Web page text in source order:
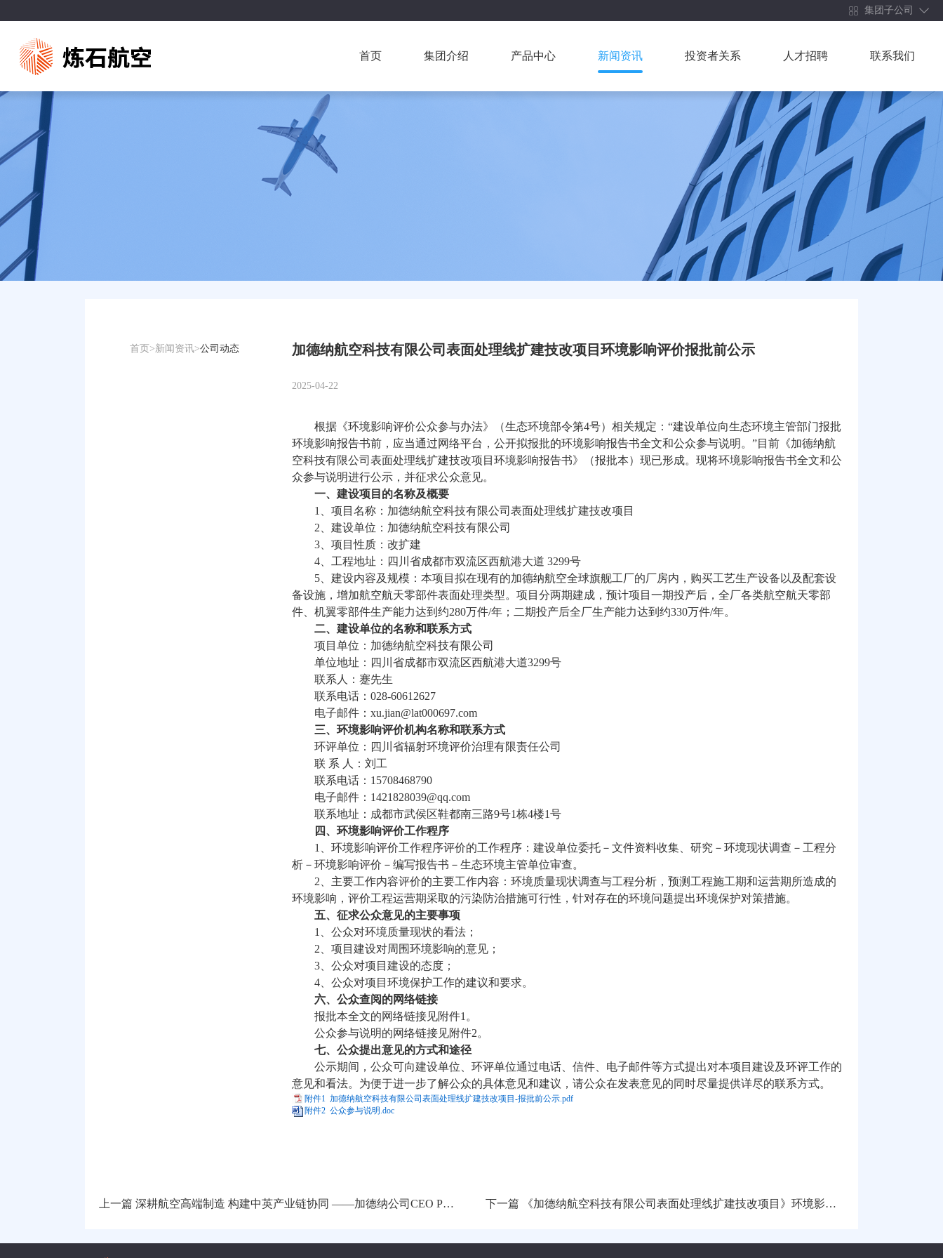
集团子公司
首页 集团介绍 产品中心 新闻资讯 投资者关系 人才招聘 联系我们
首页 >新闻资讯>公司动态 加德纳航空科技有限公司表面处理线扩建技改项目环境影响评价报批前公示
2025-04-22
根据《环境影响评价公众参与办法》（生态环境部令第4号）相关规定：“建设单位向生态环境主管部门报批
环境影响报告书前，应当通过网络平台，公开拟报批的环境影响报告书全文和公众参与说明。”目前《加德纳航
空科技有限公司表面处理线扩建技改项目环境影响报告书》（报批本）现已形成。现将环境影响报告书全文和公
众参与说明进行公示，并征求公众意见。
一、建设项目的名称及概要
1
、项目名称：加德纳航空科技有限公司表面处理线扩建技改项目
2 、建设单位：加德纳航空科技有限公司
3、项目性质：改扩建
4、工程地址：四川省成都市双流区西航港大道 3299号
5、建设内容及规模： 本项目拟在现有的加德纳航空全球旗舰工厂的厂房内，购买工艺生产设备以及配套设
备设施，增加航空航天零部件表面处理类型。项目分两期建成，预计项 目一期投产后，全厂各类航空航天零部
件、机翼零部件生产能力达到约280万件/年； 二期投产后全厂生产能力达到约330万件/年。
二、建设单位的名称和联系方式
项目单位：加德纳航空科技有限公司
单位地址：四川省成都市双流区西航港大道3299号
联系人：蹇先生
联系电话： 028-60612627
电子邮件： xu.jian@lat000697.com
三、环境影响评价机构名称和联系方式
环评单位：四川省辐射环境评价治理有限责任公司
联 系 人：刘工
联系电话： 15708468790
电子邮件： 1421828039@qq.com
联系地址：成都市武侯区鞋都南三路9号1栋4楼1号
四、环境影响评价工作程序
1
、环境影响评价工作程序评价的工作程序：建设单位委托－文件资料收集、研究－环境现状调查－工程分
析－环境影响评价－编写报告书－生态环境主管单位审查。
2 、主要工作内容评价的主要工作内容：环境质量现状调查与工程分析，预测工程施工期和运营期所造成的
环境影响，评价工程运营期采取的污染防治措施可行性，针对存在的环境问题提出环境保护对策措施。
五、征求公众意见的主要事项
1
、公众对环境质量现状的看法；
2 、项目建设对周围环境影响的意见；
3、公众对项目建设的态度；
4、公众对项目环境保护工作的建议和要求。
六、公众查阅的网络链接
报批本全文的网络链接见附件1 。
公众参与说明的网络链接见附件2。
七、公众提出意见的方式和途径
公示期间，公众可向建设单位、环评单位通过电话、信件、电子邮件等方式提出对本项目建设及环评工作的
意见和看法。为便于进一步了解公众的具体意见和建议，请公众在发表意见的同时尽量提供详尽的联系方式。
附件1 加德纳航空科技有限公司表面处理线扩建技改项目-报批前公示.pdf
附件2 公众参与说明.doc
上一篇 深耕航空高端制造 构建中英产业链协同 ——加德纳公司CEO Philipp Visotsching接受CGTN专访 下一篇 《加德纳航空科技有限公司表面处理线扩建技改项目》环境影响评价报批前公示